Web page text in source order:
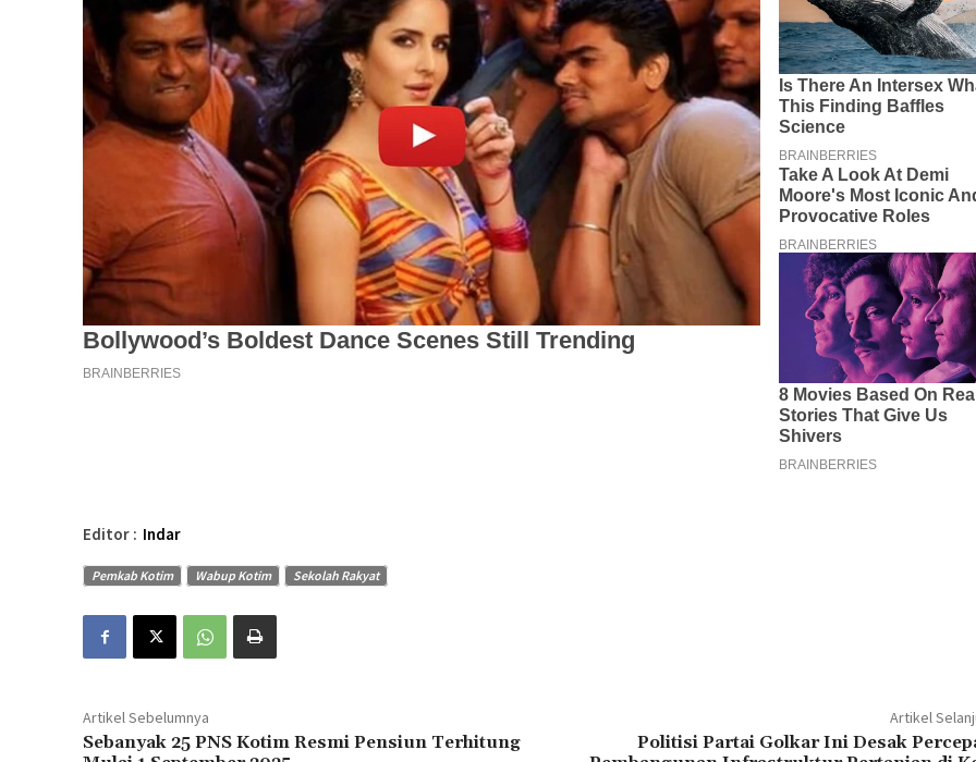
Editor : Indar
Pemkab Kotim Wabup Kotim Sekolah Rakyat
Artikel Sebelumnya
Sebanyak 25 PNS Kotim Resmi Pensiun Terhitung
Artikel
Politisi Partai Golkar Ini Desak